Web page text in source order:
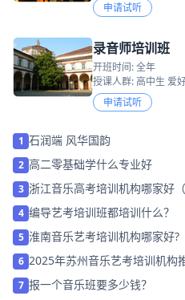
申请试听
录音师培训班
开班时间: 全年
授课人群: 高中生 爱
申请试听
1 石润端 风华国韵
2 高二零基础学什么专业好
3 浙江音乐高考培训机构哪家好
4 编导艺考培训班都培训什么？
5 淮南音乐艺考培训机构哪家好?
6 2025年苏州音乐艺考培训机构
7 报一个音乐班要多少钱？